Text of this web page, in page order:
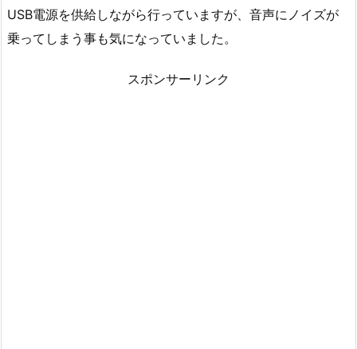
USB電源を供給しながら行っていますが、音声にノイズが
乗ってしまう事も気になっていました。
スポンサーリンク